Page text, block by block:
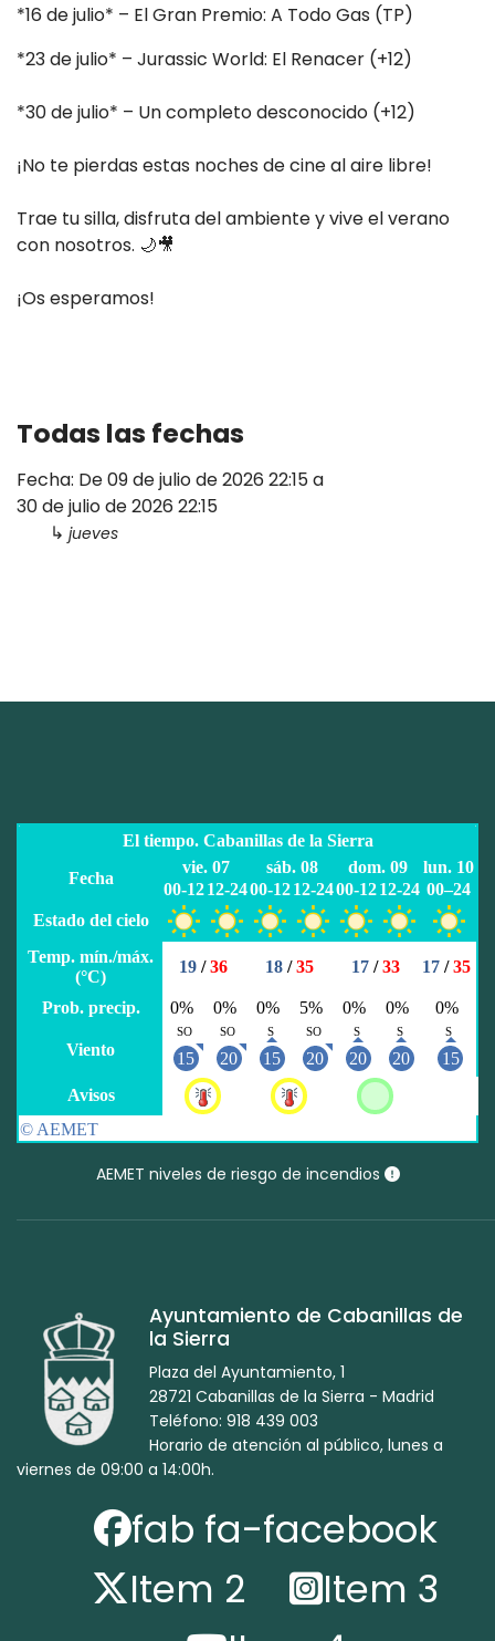
*16 de julio* – El Gran Premio: A Todo Gas (TP)
*23 de julio* – Jurassic World: El Renacer (+12)
*30 de julio* – Un completo desconocido (+12)
¡No te pierdas estas noches de cine al aire libre!
Trae tu silla, disfruta del ambiente y vive el verano
con nosotros. 🌙🎥
¡Os esperamos!
Todas las fechas
Fecha: De09 de julio de 2026 22:15 a
30 de julio de 2026 22:15
↳ jueves
AEMET niveles de riesgo de incendios
Ayuntamiento de Cabanillas de
la Sierra
Plaza del Ayuntamiento, 1
28721 Cabanillas de la Sierra - Madrid
Teléfono: 918 439 003
Horario de atención al público, lunes a
viernes de 09:00 a 14:00h.
fab fa-facebook
Item 2
Item 3